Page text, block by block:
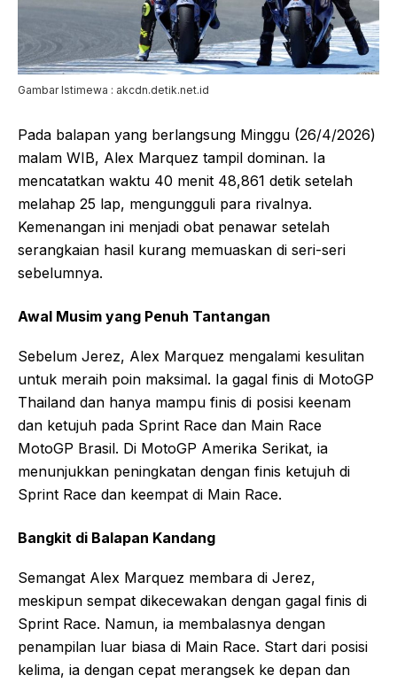
Gambar Istimewa : akcdn.detik.net.id
Pada balapan yang berlangsung Minggu (26/4/2026)
malam WIB, Alex Marquez tampil dominan. Ia
mencatatkan waktu 40 menit 48,861 detik setelah
melahap 25 lap, mengungguli para rivalnya.
Kemenangan ini menjadi obat penawar setelah
serangkaian hasil kurang memuaskan di seri-seri
sebelumnya.
Awal Musim yang Penuh Tantangan
Sebelum Jerez, Alex Marquez mengalami kesulitan
untuk meraih poin maksimal. Ia gagal finis di MotoGP
Thailand dan hanya mampu finis di posisi keenam
dan ketujuh pada Sprint Race dan Main Race
MotoGP Brasil. Di MotoGP Amerika Serikat, ia
menunjukkan peningkatan dengan finis ketujuh di
Sprint Race dan keempat di Main Race.
Bangkit di Balapan Kandang
Semangat Alex Marquez membara di Jerez,
meskipun sempat dikecewakan dengan gagal finis di
Sprint Race. Namun, ia membalasnya dengan
penampilan luar biasa di Main Race. Start dari posisi
kelima, ia dengan cepat merangsek ke depan dan